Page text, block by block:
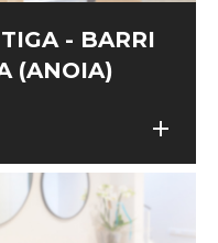
- BARRI
(ANOIA)
add